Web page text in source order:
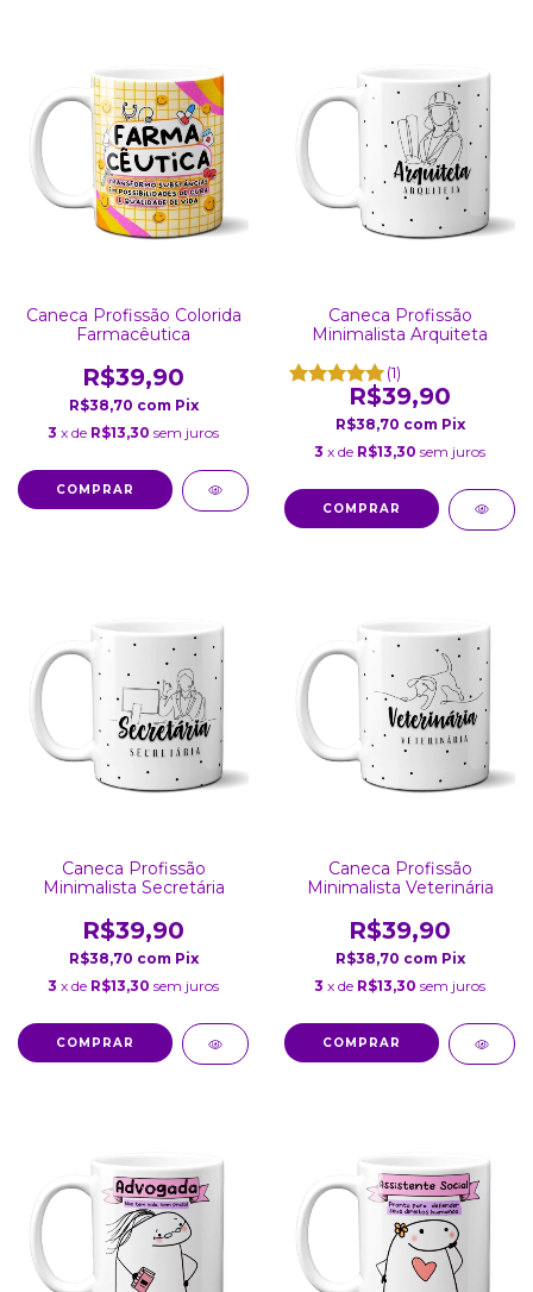
Caneca Profissão Colorida
Farmacêutica
R$39,90
R$38,70 com Pix
3 x de R$13,30 sem juros
COMPRAR
Caneca Profissão
Minimalista Arquiteta
(1)
R$39,90
R$38,70 com Pix
3 x de R$13,30 sem juros
COMPRAR
Caneca Profissão
Minimalista Secretária
R$39,90
R$38,70 com Pix
3 x de R$13,30 sem juros
COMPRAR
Caneca Profissão
Minimalista Veterinária
R$39,90
R$38,70 com Pix
3 x de R$13,30 sem juros
COMPRAR